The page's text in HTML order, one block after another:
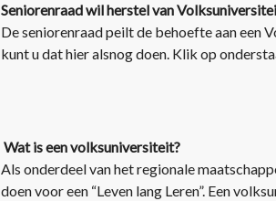
Seniorenraad wil herstel van
De seniorenraad peilt de behoefte aan een
kunt u dat hier alsnog doen. Klik op
Wat is een volksuniversiteit?
Als onderdeel van het regionale
doen voor een “Leven lang Leren”. Een